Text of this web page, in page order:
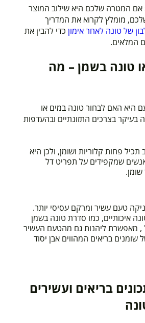
אם המטרה שלכם היא שילוב המוצר
מומלץ לקרוא את המדריך
של טונה לאחר אימון כדי להבין את
המלאים.
טונה בשמן – מה
היא האם לבחור טונה במים או
בעיקר בצרכים התזונתיים ובהעדפות
תכיל פחות קלוריות ושומן, ולכן היא
שמקפידים על תפריט דל
שומן.
טעם עשיר ומרקם עסיסי יותר.
איכותיים, כמו סדרת טונה בשמן
, מאפשרת ליהנות גם מהטעם העשיר
שומנים בריאים המהווים אבן יסוד
בריאים ועשירים